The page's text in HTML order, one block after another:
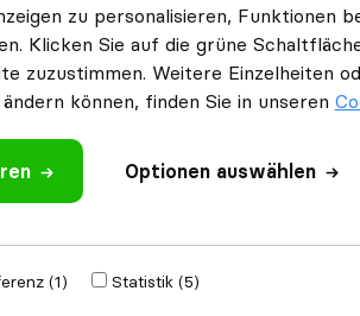
zu personalisieren, Funktionen
Klicken Sie auf die grüne
zuzustimmen. Weitere Einzelheiten
können, finden Sie in unseren
Optionen auswählen
(1)
Statistik (5)